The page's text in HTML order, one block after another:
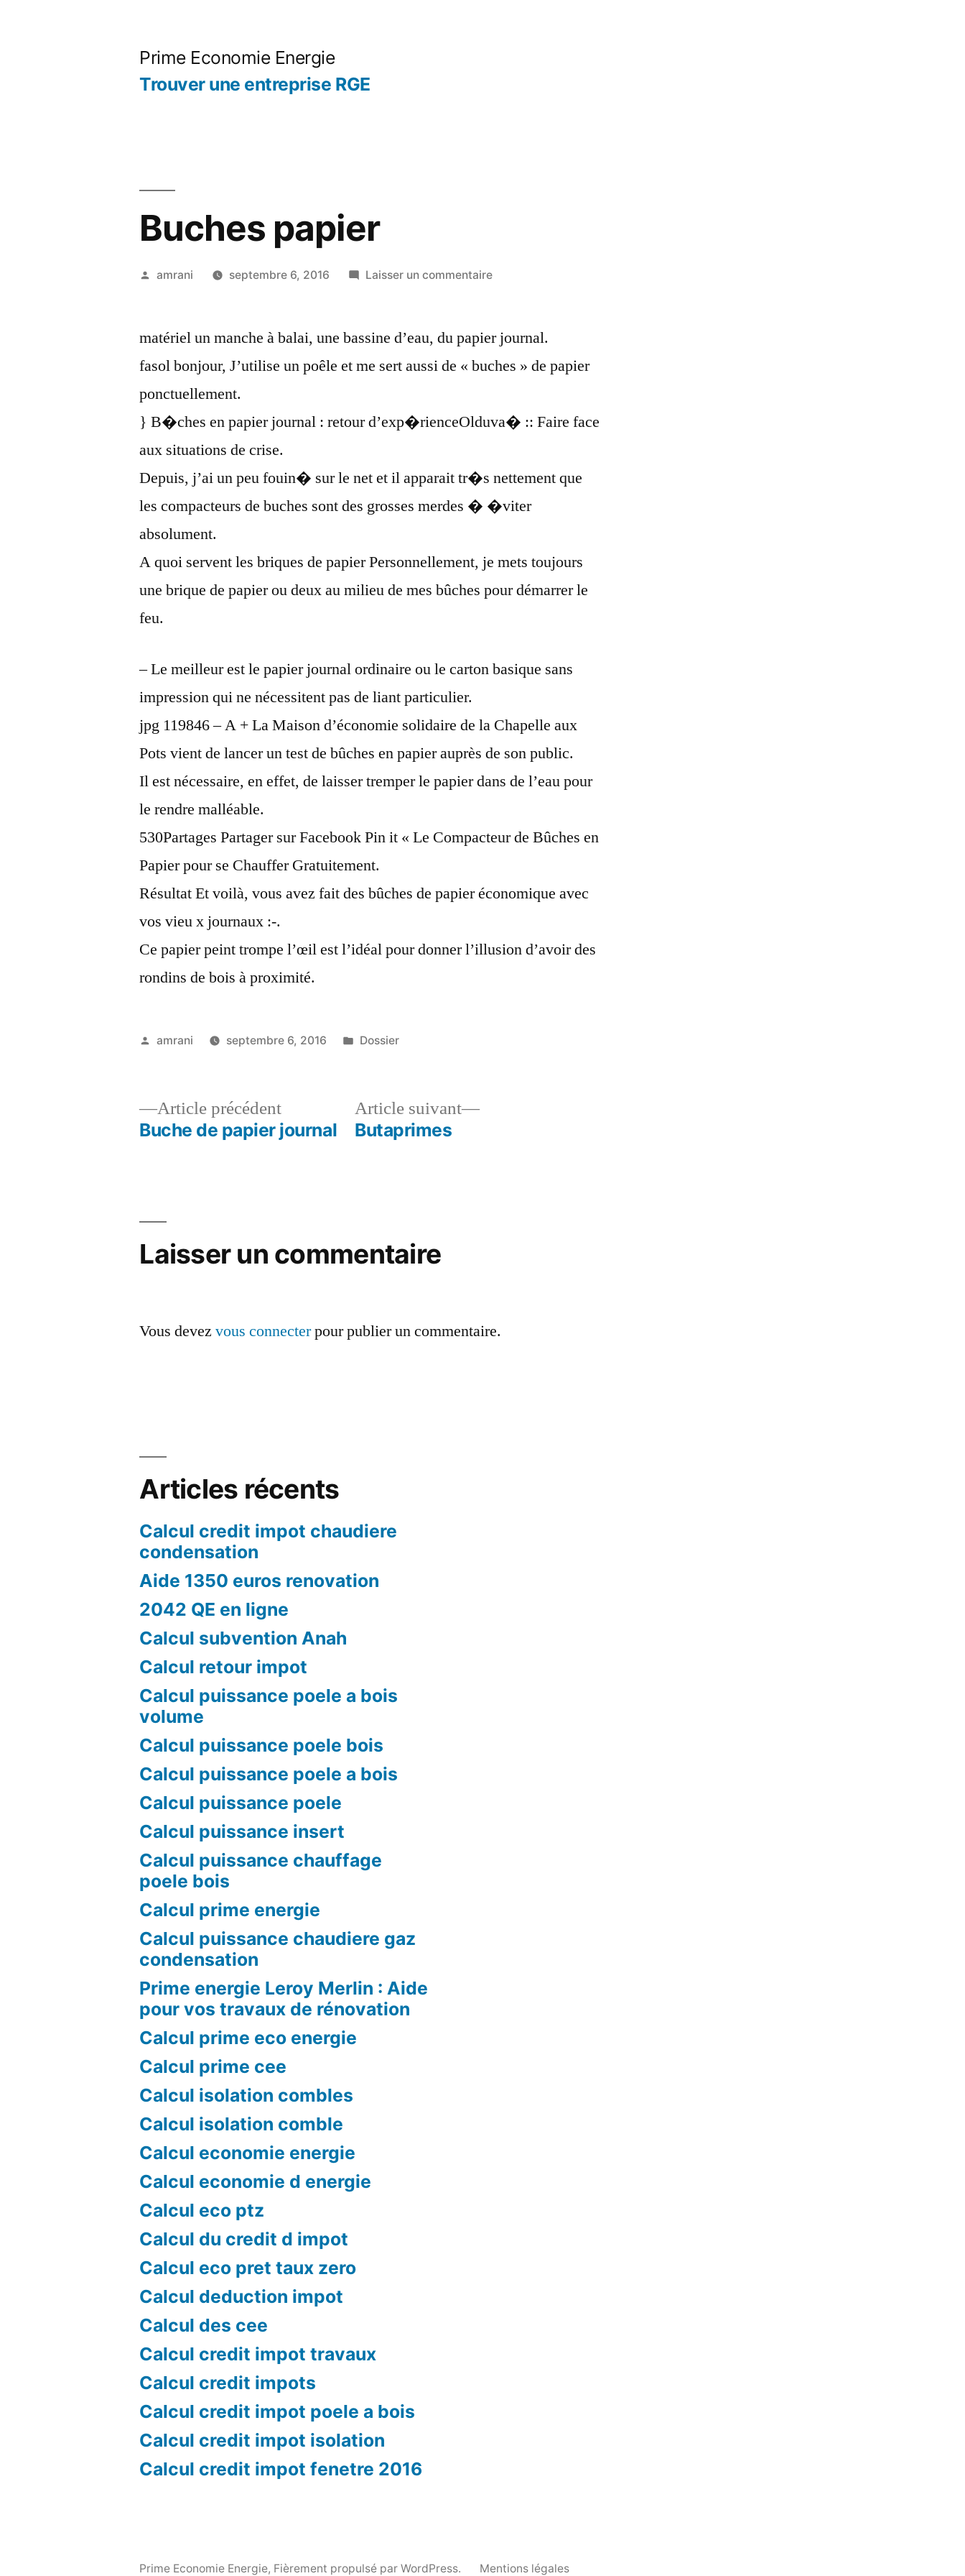
Prime Economie Energie
Trouver une entreprise RGE
Buches papier
Publié
amrani septembre 6, 2016 Laisser un commentairesur
matériel un manche à balai, une bassine d’eau, du papier journal.
fasol bonjour, J’utilise un poêle et me sert aussi de « buches » de papier
ponctuellement.
} B�ches en papier journal : retour d’exp�rienceOlduva� :: Faire face
aux situations de crise.
Depuis, j’ai un peu fouin� sur le net et il apparait tr�s nettement que
les compacteurs de buches sont des grosses merdes � �viter
absolument.
A quoi servent les briques de papier Personnellement, je mets toujours
une brique de papier ou deux au milieu de mes bûches pour démarrer le
feu.
– Le meilleur est le papier journal ordinaire ou le carton basique sans
impression qui ne nécessitent pas de liant particulier.
jpg 119846 – A + La Maison d’économie solidaire de la Chapelle aux
Pots vient de lancer un test de bûches en papier auprès de son public.
Il est nécessaire, en effet, de laisser tremper le papier dans de l’eau pour
le rendre malléable.
530Partages Partager sur Facebook Pin it « Le Compacteur de Bûches en
Papier pour se Chauffer Gratuitement.
Résultat Et voilà, vous avez fait des bûches de papier économique avec
vos vieu x journaux :-.
Ce papier peint trompe l’œil est l’idéal pour donner l’illusion d’avoir des
rondins de bois à proximité.
Publié
amrani septembre 6, 2016
Publié
Dossier
Navigation
Article précédentArticle
précédent :
Buche de papier journal
Article suivant
Article
Butaprimes
Laisser un commentaire
Vous devezvous connecterpour publier un commentaire.
Articles récents
Calcul credit impot chaudiere
condensation
Aide 1350 euros renovation
2042 QE en ligne
Calcul subvention Anah
Calcul retour impot
Calcul puissance poele a bois
volume
Calcul puissance poele bois
Calcul puissance poele a bois
Calcul puissance poele
Calcul puissance insert
Calcul puissance chauffage
poele bois
Calcul prime energie
Calcul puissance chaudiere gaz
condensation
Prime energie Leroy Merlin : Aide
pour vos travaux de rénovation
Calcul prime eco energie
Calcul prime cee
Calcul isolation combles
Calcul isolation comble
Calcul economie energie
Calcul economie d energie
Calcul eco ptz
Calcul du credit d impot
Calcul eco pret taux zero
Calcul deduction impot
Calcul des cee
Calcul credit impot travaux
Calcul credit impots
Calcul credit impot poele a bois
Calcul credit impot isolation
Calcul credit impot fenetre 2016
Prime Economie Energie, Fièrement propulsé par WordPress. Mentions légales